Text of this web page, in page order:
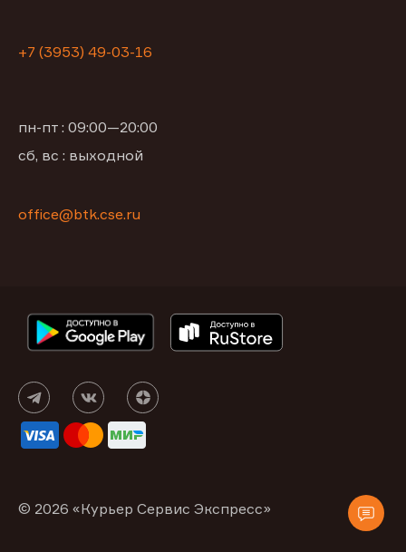
+7 (3953) 49-03-16
пн-пт : 09:00—20:00
сб, вс : выходной
office@btk.cse.ru
© 2026 «Курьер Сервис Экспресс»